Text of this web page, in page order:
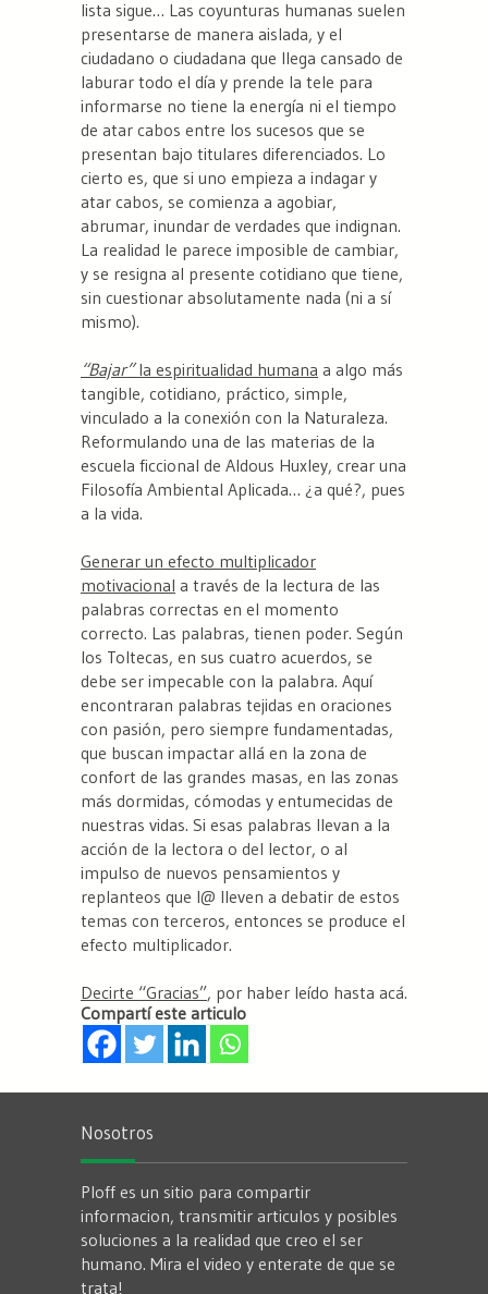
lista sigue… Las coyunturas humanas suelen
presentarse de manera aislada, y el
ciudadano o ciudadana que llega cansado de
laburar todo el día y prende la tele para
informarse no tiene la energía ni el tiempo
de atar cabos entre los sucesos que se
presentan bajo titulares diferenciados. Lo
cierto es, que si uno empieza a indagar y
atar cabos, se comienza a agobiar,
abrumar, inundar de verdades que indignan.
La realidad le parece imposible de cambiar,
y se resigna al presente cotidiano que tiene,
sin cuestionar absolutamente nada (ni a sí
mismo).
“Bajar”la espiritualidad humana a algo más
tangible, cotidiano, práctico, simple,
vinculado a la conexión con la Naturaleza.
Reformulando una de las materias de la
escuela ficcional de Aldous Huxley, crear una
Filosofía Ambiental Aplicada… ¿a qué?, pues
a la vida.
Generar un efecto multiplicador
motivacional a través de la lectura de las
palabras correctas en el momento
correcto. Las palabras, tienen poder. Según
los Toltecas, en sus cuatro acuerdos, se
debe ser impecable con la palabra. Aquí
encontraran palabras tejidas en oraciones
con pasión, pero siempre fundamentadas,
que buscan impactar allá en la zona de
confort de las grandes masas, en las zonas
más dormidas, cómodas y entumecidas de
nuestras vidas. Si esas palabras llevan a la
acción de la lectora o del lector, o al
impulso de nuevos pensamientos y
replanteos que l@ lleven a debatir de estos
temas con terceros, entonces se produce el
efecto multiplicador.
Decirte “Gracias”, por haber leído hasta acá.
Compartí este articulo
Nosotros
Ploff es un sitio para compartir
informacion, transmitir articulos y posibles
soluciones a la realidad que creo el ser
humano. Mira el video y enterate de que se
trata!